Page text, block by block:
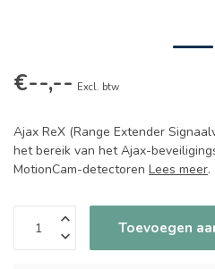
€--,-- Excl. btw
Ajax ReX (Range Extender
het bereik van het Ajax-
MotionCam-detectoren Lees meer.
Toevoegen